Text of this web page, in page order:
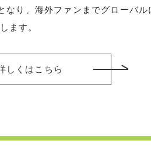
なり、海外ファンまでグローバル
ます。
しくはこちら